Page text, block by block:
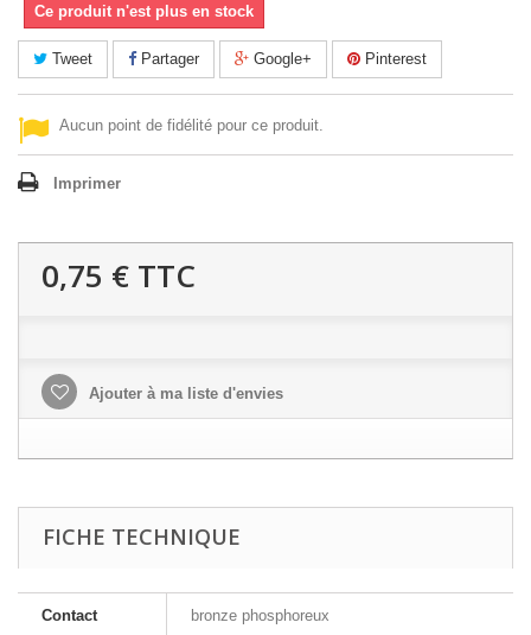
Ce produit n'est plus en stock
Tweet Partager Google+ Pinterest
Aucun point de fidélité pour ce produit.
Imprimer
0,75 € TTC
Ajouter à ma liste d'envies
FICHE TECHNIQUE
Contact bronze phosphoreux